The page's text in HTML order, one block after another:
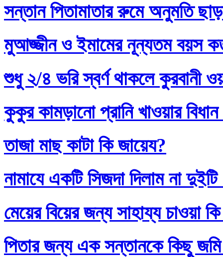
সন্তান পিতামাতার রুমে অনুমতি
মুআজ্জীন ও ইমামের নূন্যতম বয়স
শুধু ২/৪ ভরি স্বর্ণ থাকলে কুরবানী
কুকুর কামড়ানো প্রানি খাওয়ার
তাজা মাছ কাটা কি জায়েয?
নামাযে একটি সিজদা দিলাম না
মেয়ের বিয়ের জন্য সাহায্য চাওয়া
পিতার জন্য এক সন্তানকে কিছু জমি